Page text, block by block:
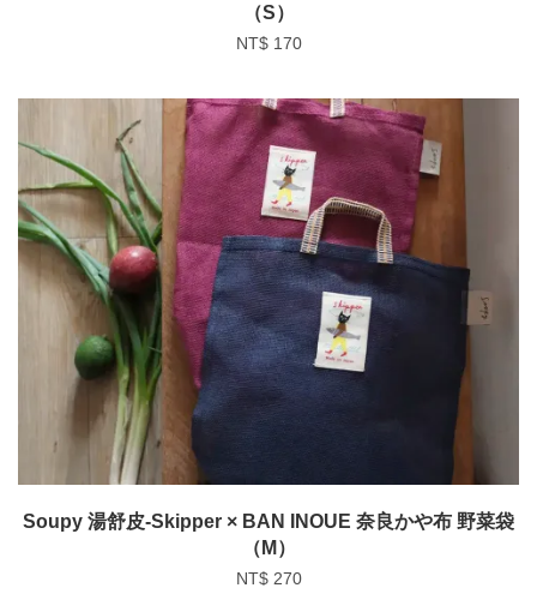
（S）
NT$ 170
Soupy 湯舒皮-Skipper × BAN INOUE 奈良かや布 野菜袋
（M）
NT$ 270